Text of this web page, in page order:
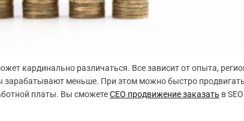
кардинально различаться. Все зависит от опыта,
меньше. При этом можно быстро
платы. Вы сможетеСЕО продвижение заказать в